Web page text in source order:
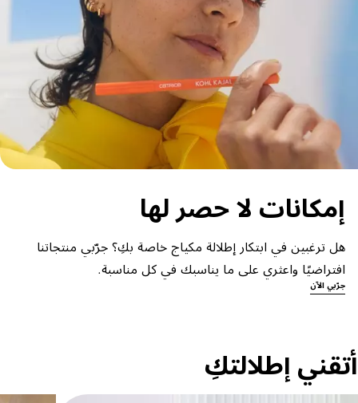
إمكانات لا حصر لها
هل ترغبين في ابتكار إطلالة مكياج خاصة بكِ؟ جرّبي منتجاتنا
افتراضيًا واعثري على ما يناسبك في كل مناسبة.
جرّبي الآن
أتقني إطلالتكِ